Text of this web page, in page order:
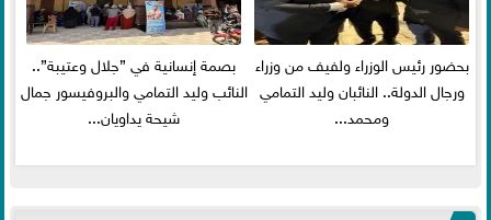
بحضور رئيس الوزراء ولفيف من وزراء
ورجال الدولة.. النائبان وليد التمامي
ومحمد...
بصمة إنسانية في ”جلال وعتيبة”..
النائب وليد التمامي والبروفيسور جمال
شيحة يداويان...